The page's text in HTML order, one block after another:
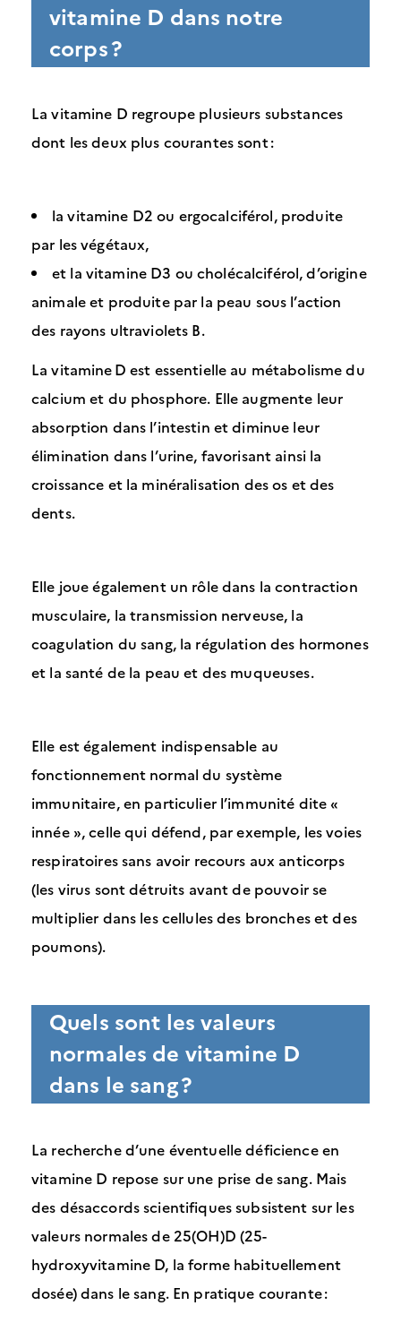
vitamine D dans notre
corps ?
La vitamine D regroupe plusieurs substances
dont les deux plus courantes sont :
la vitamine D2 ou ergocalciférol, produite
par les végétaux,
et la vitamine D3 ou cholécalciférol, d’origine
animale et produite par la peau sous l’action
des rayons ultraviolets B.
La vitamine D est essentielle au métabolisme du
calcium et du phosphore. Elle augmente leur
absorption dans l’intestin et diminue leur
élimination dans l’urine, favorisant ainsi la
croissance et la minéralisation des os et des
dents.
Elle joue également un rôle dans la contraction
musculaire, la transmission nerveuse, la
coagulation du sang, la régulation des hormones
et la santé de la peau et des muqueuses.
Elle est également indispensable au
fonctionnement normal du système
immunitaire, en particulier l’immunité dite «
innée », celle qui défend, par exemple, les voies
respiratoires sans avoir recours aux anticorps
(les virus sont détruits avant de pouvoir se
multiplier dans les cellules des bronches et des
poumons).
Quels sont les valeurs
normales de vitamine D
dans le sang ?
La recherche d’une éventuelle déficience en
vitamine D repose sur une prise de sang. Mais
des désaccords scientifiques subsistent sur les
valeurs normales de 25(OH)D (25-
hydroxyvitamine D, la forme habituellement
dosée) dans le sang. En pratique courante :